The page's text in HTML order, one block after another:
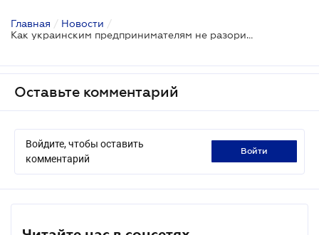
Главная / Новости /
Как украинским предпринимателям не разориться на штрафах от налоговой
Оставьте комментарий
Войдите, чтобы оставить
комментарий
войти